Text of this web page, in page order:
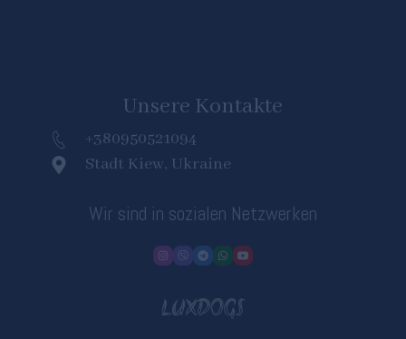
Unsere Kontakte
+380950521094
Stadt Kiew, Ukraine
Wir sind in sozialen Netzwerken
LUXDOGS